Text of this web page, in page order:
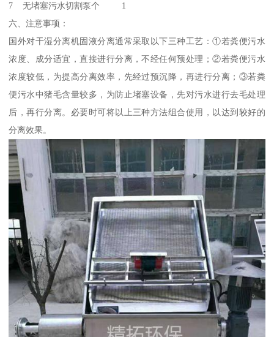
7 无堵塞污水切割泵个 1
六、注意事项：
国外对干湿分离机固液分离通常采取以下三种工艺：①若粪便污水
浓度、成分适宜，直接进行分离，不经任何预处理；②若粪便污水
浓度较低，为提高分离效率，先经过预沉降，再进行分离；③若粪
便污水中猪毛含量较多，为防止堵塞设备，先对污水进行去毛处理
后，再行分离。必要时可将以上三种方法组合使用，以达到较好的
分离效果。